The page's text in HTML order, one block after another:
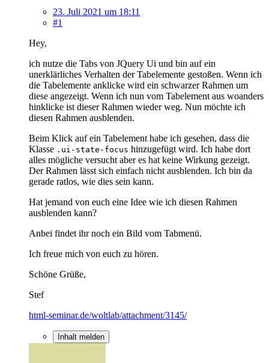
23. Juli 2021 um 18:11
#1
Hey,
ich nutze die Tabs von JQuery Ui und bin auf ein
unerklärliches Verhalten der Tabelemente gestoßen. Wenn ich
die Tabelemente anklicke wird ein schwarzer Rahmen um
diese angezeigt. Wenn ich nun vom Tabelement aus woanders
hinklicke ist dieser Rahmen wieder weg. Nun möchte ich
diesen Rahmen ausblenden.
Beim Klick auf ein Tabelement habe ich gesehen, dass die
Klasse .ui-state-focus hinzugefügt wird. Ich habe dort
alles mögliche versucht aber es hat keine Wirkung gezeigt.
Der Rahmen lässt sich einfach nicht ausblenden. Ich bin da
gerade ratlos, wie dies sein kann.
Hat jemand von euch eine Idee wie ich diesen Rahmen
ausblenden kann?
Anbei findet ihr noch ein Bild vom Tabmenü.
Ich freue mich von euch zu hören.
Schöne Grüße,
Stef
html-seminar.de/woltlab/attachment/3145/
Inhalt melden